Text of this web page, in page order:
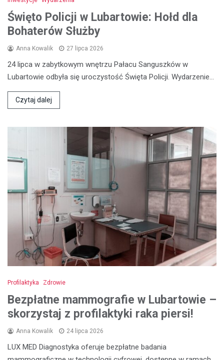
Święto Policji w Lubartowie: Hołd dla
Bohaterów Służby
Anna Kowalik 27 lipca 2026
24 lipca w zabytkowym wnętrzu Pałacu Sanguszków w
Lubartowie odbyła się uroczystość Święta Policji. Wydarzenie…
Czytaj dalej
Profilaktyka Zdrowie
Bezpłatne mammografie w Lubartowie –
skorzystaj z profilaktyki raka piersi!
Anna Kowalik 24 lipca 2026
LUX MED Diagnostyka oferuje bezpłatne badania